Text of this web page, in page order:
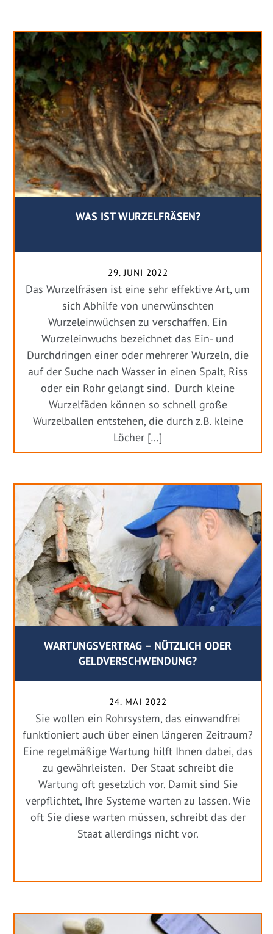
WAS IST WURZELFRÄSEN?
29. JUNI 2022
Das Wurzelfräsen ist eine sehr effektive Art, um
sich Abhilfe von unerwünschten
Wurzeleinwüchsen zu verschaffen. Ein
Wurzeleinwuchs bezeichnet das Ein- und
Durchdringen einer oder mehrerer Wurzeln, die
auf der Suche nach Wasser in einen Spalt, Riss
oder ein Rohr gelangt sind. Durch kleine
Wurzelfäden können so schnell große
Wurzelballen entstehen, die durch z.B. kleine
Löcher […]
WARTUNGSVERTRAG – NÜTZLICH ODER
GELDVERSCHWENDUNG?
24. MAI 2022
Sie wollen ein Rohrsystem, das einwandfrei
funktioniert auch über einen längeren Zeitraum?
Eine regelmäßige Wartung hilft Ihnen dabei, das
zu gewährleisten. Der Staat schreibt die
Wartung oft gesetzlich vor. Damit sind Sie
verpflichtet, Ihre Systeme warten zu lassen. Wie
oft Sie diese warten müssen, schreibt das der
Staat allerdings nicht vor.